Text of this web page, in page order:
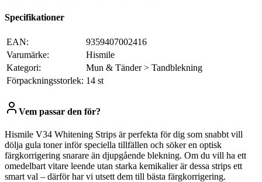
Specifikationer
EAN:
9359407002416
Varumärke:
Hismile
Kategori:
Mun & Tänder > Tandblekning
Förpackningsstorlek: 14 st
Vem passar den för?
Hismile V34 Whitening Strips är perfekta för dig som snabbt vill
dölja gula toner inför speciella tillfällen och söker en optisk
färgkorrigering snarare än djupgående blekning. Om du vill ha ett
omedelbart vitare leende utan starka kemikalier är dessa strips ett
smart val – därför har vi utsett dem till bästa färgkorrigering.